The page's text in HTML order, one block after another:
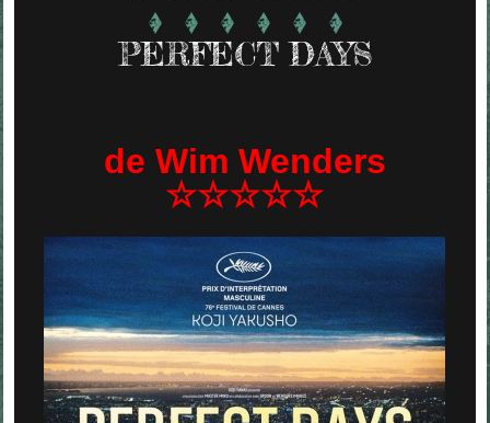
PERFECT DAYS
de Wim Wenders
☆☆☆☆☆